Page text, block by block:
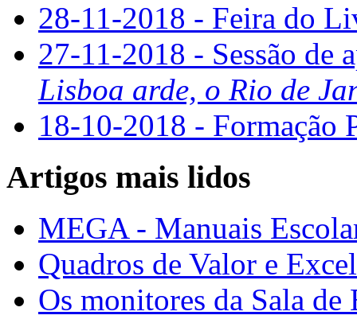
28-11-2018 - Feira do
27-11-2018 - Sessão de
Lisboa arde, o Rio de
18-10-2018 - Formação
Artigos mais lidos
MEGA - Manuais
Quadros de Valor e
Os monitores da Sala de